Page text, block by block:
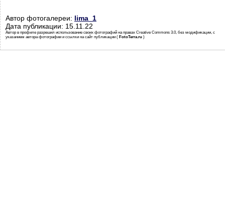
Автор фотогалереи: lima_1
Дата публикации: 15.11.22
Автор в профиле разрешил использование своих фотографий на правах Creative Commons 3.0, без модификации, с
указанием автора фотографии и ссылки на сайт публикации ( FotoTerra.ru )